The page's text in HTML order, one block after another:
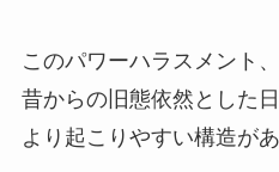
このパワーハラスメント
昔からの旧態依然とした
より起こりやすい構造が